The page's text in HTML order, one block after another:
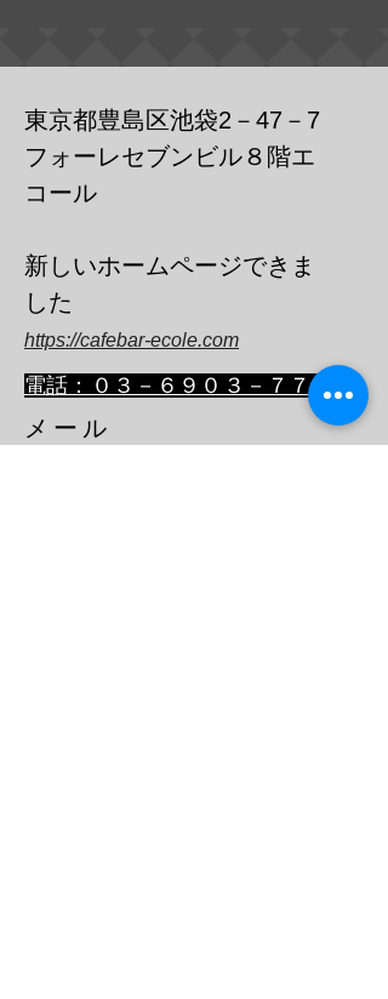
東京都豊島区池袋2－47－7
フォーレセブンビル８階エ
コール
​新しいホームページできま
した
https://cafebar-ecole.com
​電話：０３－６９０３－７７３６
メール